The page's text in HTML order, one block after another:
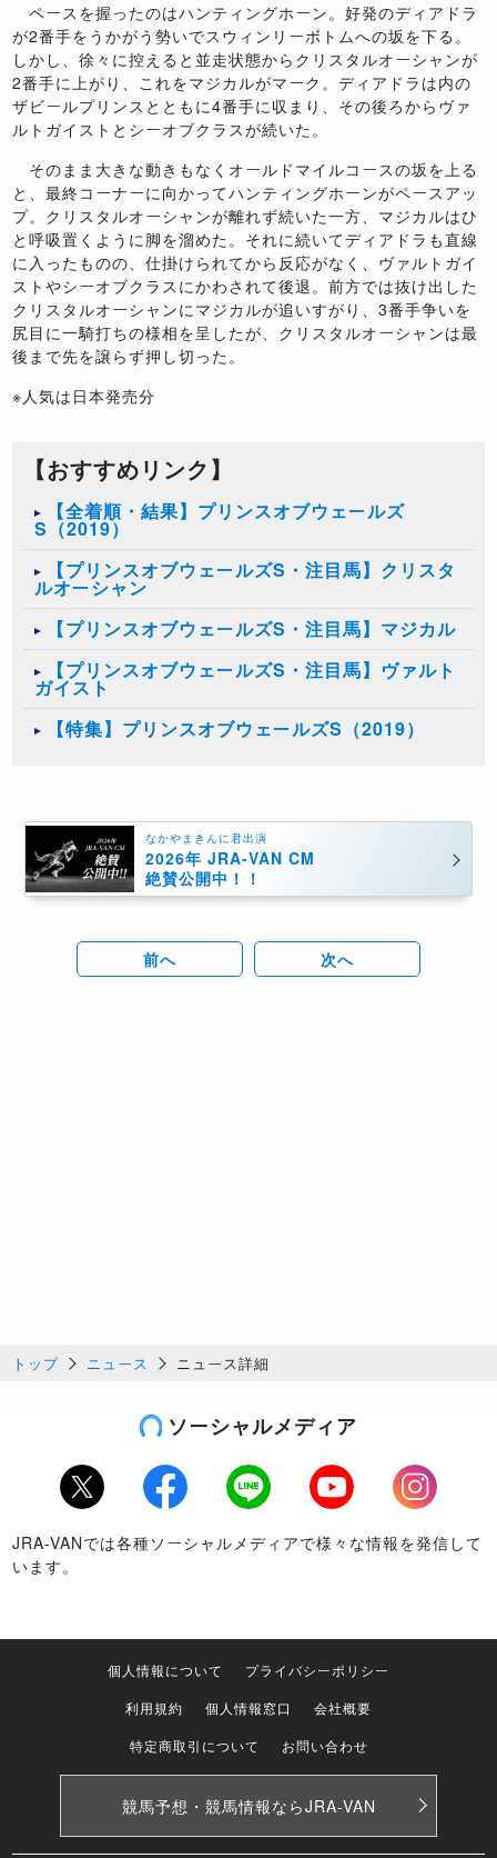
ペースを握ったのはハンティングホーン。好発のディアドラ
が2番手をうかがう勢いでスウィンリーボトムへの坂を下る。
しかし、徐々に控えると並走状態からクリスタルオーシャンが
2番手に上がり、これをマジカルがマーク。ディアドラは内の
ザビールプリンスとともに4番手に収まり、その後ろからヴァ
ルトガイストとシーオブクラスが続いた。
そのまま大きな動きもなくオールドマイルコースの坂を上る
と、最終コーナーに向かってハンティングホーンがペースアッ
プ。クリスタルオーシャンが離れず続いた一方、マジカルはひ
と呼吸置くように脚を溜めた。それに続いてディアドラも直線
に入ったものの、仕掛けられてから反応がなく、ヴァルトガイ
ストやシーオブクラスにかわされて後退。前方では抜け出した
クリスタルオーシャンにマジカルが追いすがり、3番手争いを
尻目に一騎打ちの様相を呈したが、クリスタルオーシャンは最
後まで先を譲らず押し切った。
※人気は日本発売分
【おすすめリンク】
【全着順・結果】プリンスオブウェールズ
S（2019）
【プリンスオブウェールズS・注目馬】クリスタ
ルオーシャン
【プリンスオブウェールズS・注目馬】マジカル
【プリンスオブウェールズS・注目馬】ヴァルト
ガイスト
【特集】プリンスオブウェールズS（2019）
なかやまきんに君出演
2026年 JRA-VAN CM
絶賛公開中！！
前へ 次へ
トップ ニュース ニュース詳細
ソーシャルメディア
Twitter Facebook LINE Youtube
Instagram
JRA-VANでは各種ソーシャルメディアで様々な情報を発信して
います。
個人情報について
プライバシーポリシー
利用規約
個人情報窓口
会社概要
特定商取引について
お問い合わせ
競馬予想・競馬情報ならJRA-VAN